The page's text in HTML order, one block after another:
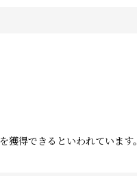
得できるといわれています。